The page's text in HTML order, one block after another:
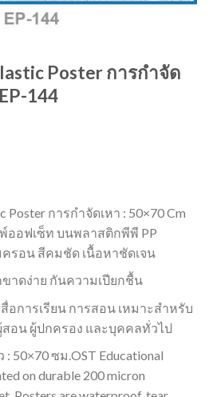
Poster การกำจัด
144
Poster การกำจัดเหา : 50×70 Cm
ออฟเซ็ท บนพลาสติกพีพี PP
รอน สีคมชัด เนื้อหาชัดเจน
าดง่าย กันความเปียกชื้น
อการเรียน การสอน เหมาะสำหรับ
สอน ผู้ปกครอง และบุคคลทั่วไป
50×70 ซม.OST Educational
on durable 200 micron